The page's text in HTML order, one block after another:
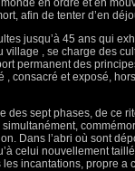
en ordre et en
afin de tenter d’en
jusqu’à 45 ans qui
, se charge des
permanent des
, consacré et exposé,
des sept phases, de ce
Dans l’abri où sont
celui nouvellement
incantations, propre a